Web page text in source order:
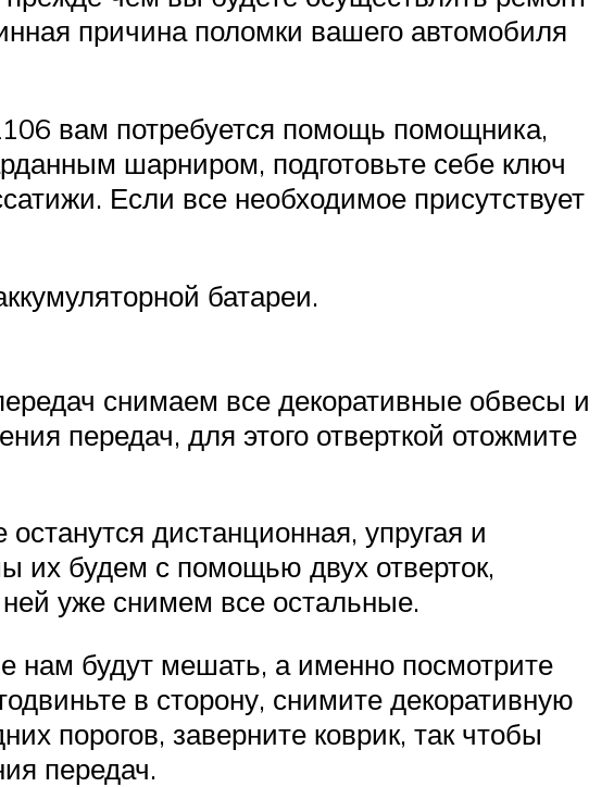
причина поломки вашего автомобиля
вам потребуется помощь помощника,
шарниром, подготовьте себе ключ
Если все необходимое присутствует
батареи.
снимаем все декоративные обвесы и
передач, для этого отверткой отожмите
дистанционная, упругая и
их будем с помощью двух отверток,
уже снимем все остальные.
нам будут мешать, а именно посмотрите
в сторону, снимите декоративную
порогов, заверните коврик, так чтобы
передач.